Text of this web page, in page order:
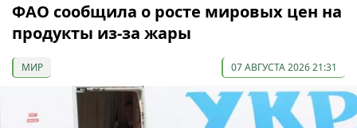
ФАО сообщила о росте мировых цен на
продукты из-за жары
МИР 07 АВГУСТА 2026 21:31